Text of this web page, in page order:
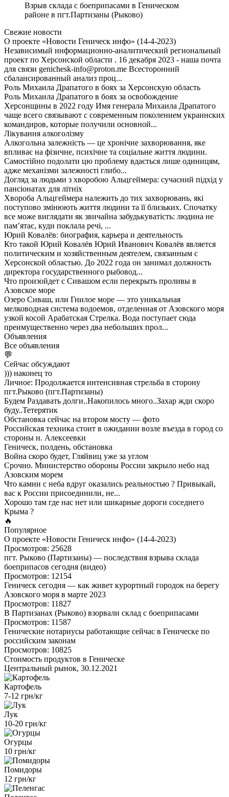
Взрыв склада с боеприпасами в Геническом
районе в пгт.Партизаны (Рыково)
Свежие новости
О проекте «Новости Геническ инфо» (14-4-2023)
Независимый информационно-аналитический региональный
проект по Херсонской области . 16 декабря 2023 - наша почта
для связи genichesk-info@proton.me Всесторонний
сбалансированный анализ проц...
Роль Михаила Драпатого в боях за Херсонскую область
Роль Михаила Драпатого в боях за освобождение
Херсонщины в 2022 году Имя генерала Михаила Драпатого
чаще всего связывают с современным поколением украинских
командиров, которые получили основной...
Лікування алкоголізму
Алкогольна залежність — це хронічне захворювання, яке
впливає на фізичне, психічне та соціальне життя людини.
Самостійно подолати цю проблему вдається лише одиницям,
адже механізми залежності глибо...
Догляд за людьми з хворобою Альцгеймера: сучасний підхід у
пансіонатах для літніх
Хвороба Альцгеймера належить до тих захворювань, які
поступово змінюють життя людини та її близьких. Спочатку
все може виглядати як звичайна забудькуватість: людина не
пам’ятає, куди поклала речі, ...
Юрий Ковалёв: биография, карьера и деятельность
Кто такой Юрий Ковалёв Юрий Иванович Ковалёв является
политическим и хозяйственным деятелем, связанным с
Херсонской областью. До 2022 года он занимал должность
директора государственного рыбовод...
Что произойдет с Сивашом если перекрыть проливы в
Азовское море
Озеро Сиваш, или Гнилое море — это уникальная
мелководная система водоемов, отделенная от Азовского моря
узкой косой Арабатская Стрелка. Вода поступает сюда
преимущественно через два небольших прол...
Объявления
Все объявления
💬
Сейчас обсуждают
))) наконец то
Личное: Продолжается интенсивная стрельба в сторону
пгт.Рыково (пгт.Партизаны)
Будем Раздавать долги..Накопилось много..Захар жди скоро
буду..Тетерятик
Обстановка сейчас на втором мосту — фото
Российская техника стоит в ожидании возле въезда в город со
стороны н. Алексеевки
Геническ, полдень, обстановка
Война скоро будет, Гляйвиц уже за углом
Срочно. Министерство обороны России закрыло небо над
Азовским морем
Что камни с неба вдруг оказались реальностью ? Привыкай,
вас к России присоединили, не...
Хорошо там где нас нет или шикарные дороги соседнего
Крыма ?
🔥
Популярное
О проекте «Новости Геническ инфо» (14-4-2023)
Просмотров: 25628
пгт. Рыково (Партизаны) — последствия взрыва склада
боеприпасов сегодня (видео)
Просмотров: 12154
Геническ сегодня — как живет курортный городок на берегу
Азовского моря в марте 2023
Просмотров: 11827
В Партизанах (Рыково) взорвали склад с боеприпасами
Просмотров: 11587
Генические нотариусы работающие сейчас в Геническе по
российским законам
Просмотров: 10825
Стоимость продуктов в Геническе
Центральный рынок, 30.12.2021
Картофель
7-12 грн/кг
Лук
10-20 грн/кг
Огурцы
10 грн/кг
Помидоры
12 грн/кг